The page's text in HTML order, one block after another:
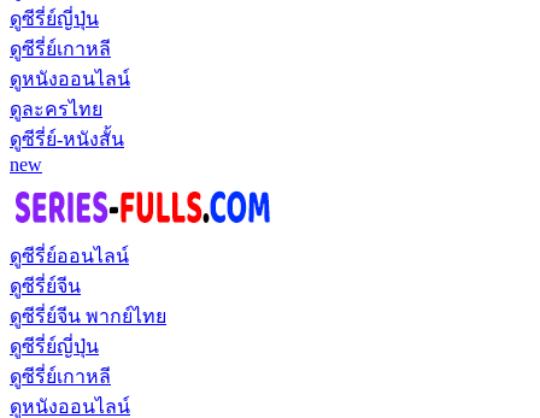
ดูซีรี่ย์ญี่ปุ่น
ดูซีรี่ย์เกาหลี
ดูหนังออนไลน์
ดูละครไทย
ดูซีรี่ย์-หนังสั้น
new
ดูซีรี่ย์ออนไลน์
ดูซีรี่ย์จีน
ดูซีรี่ย์จีน พากย์ไทย
ดูซีรี่ย์ญี่ปุ่น
ดูซีรี่ย์เกาหลี
ดูหนังออนไลน์